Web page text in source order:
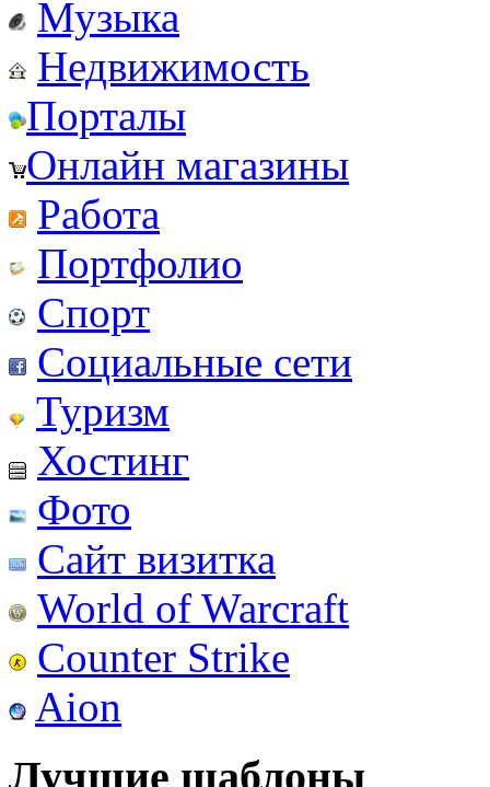
Музыка
Недвижимость
Порталы
Онлайн магазины
Работа
Портфолио
Спорт
Социальные сети
Туризм
Хостинг
Фото
Сайт визитка
World of Warcraft
Counter Strike
Aion
Лучшие шаблоны